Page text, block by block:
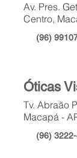
Av. Pres.
Centro,
(96)
Óticas
Tv. Abraão
Macapá -
(96)